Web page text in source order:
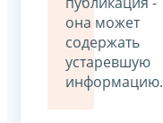
она может
содержать
устаревшую
информацию.